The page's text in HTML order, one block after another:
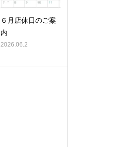
６月店休日のご案
内
2026.06.2